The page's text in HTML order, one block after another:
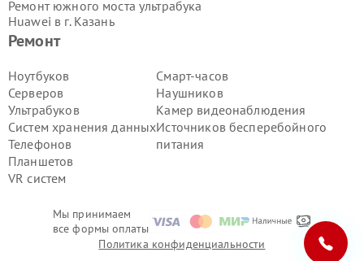
Мы принимаем
все формы оплаты
Ремонт
Ноутбуков
Серверов
Ультрабуков
Систем хранения данных
Телефонов
Планшетов
VR систем
Смарт-часов
Наушников
Камер видеонаблюдения
Источников бесперебойного
питания
Ремонт южного моста ультрабука
Huawei в г. Казань
Ремонт южного моста ультрабука
Huawei в г.
Ремонт южного моста ультрабука
Huawei в г.
Ремонт южного моста ультрабука
Huawei в г.Самара
Ремонт южного моста ультрабука
Huawei в г.
Ремонт южного моста ультрабука
Huawei в г.
Huawei в г.
Ремонт южного моста ультрабука
Huawei в г.Челябинск
Ремонт южного моста ультрабука
Политика конфиденциальности